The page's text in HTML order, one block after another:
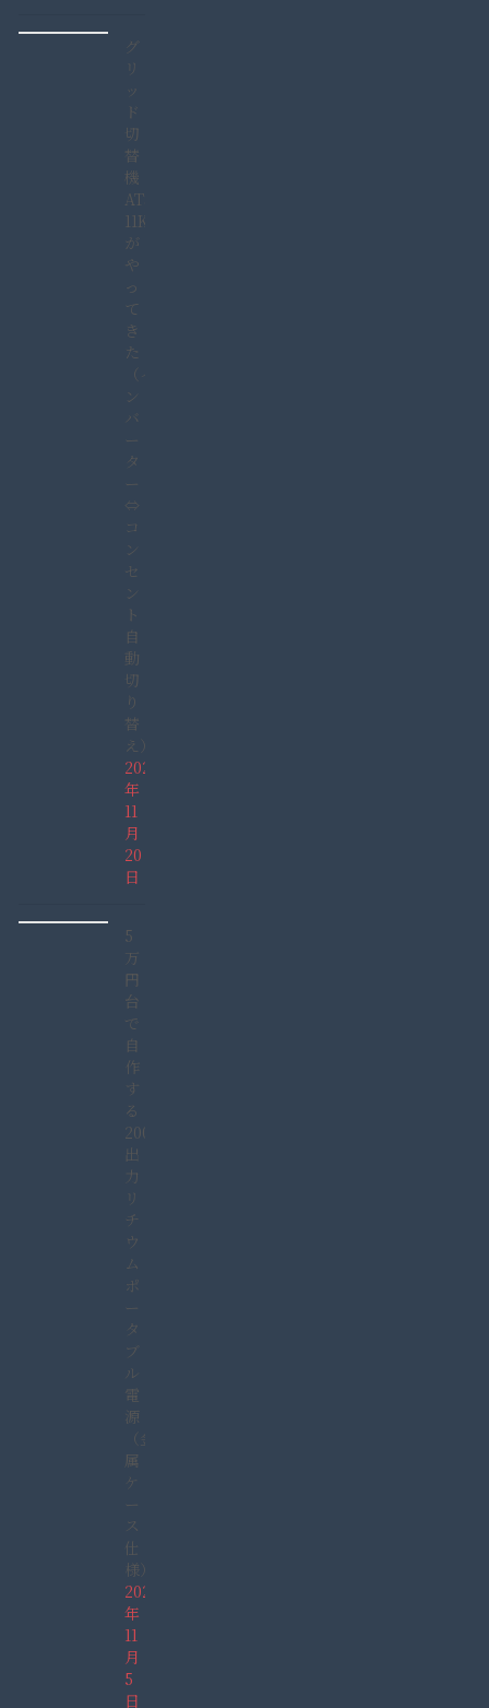
グ
リ
ッ
ド
切
替
機
ATS-
11KW
が
や
っ
て
き
た
（イ
ン
バ
ー
タ
ー
⇔
コ
ン
セ
ン
ト
自
動
切
り
替
え）
2021
年
11
月
20
日
5
万
円
台
で
自
作
す
る
2000W
出
力
リ
チ
ウ
ム
ポ
ー
タ
ブ
ル
電
源
（金
属
ケ
ー
ス
仕
様）
2021
年
11
月
5
日